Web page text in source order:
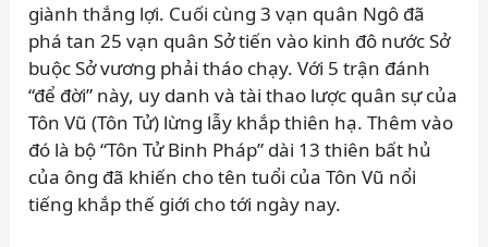
giành thắng lợi. Cuối cùng 3 vạn quân Ngô đã
phá tan 25 vạn quân Sở tiến vào kinh đô nước Sở
buộc Sở vương phải tháo chạy. Với 5 trận đánh
“để đời” này, uy danh và tài thao lược quân sự của
Tôn Vũ (Tôn Tử) lừng lẫy khắp thiên hạ. Thêm vào
đó là bộ “Tôn Tử Binh Pháp” dài 13 thiên bất hủ
của ông đã khiến cho tên tuổi của Tôn Vũ nổi
tiếng khắp thế giới cho tới ngày nay.